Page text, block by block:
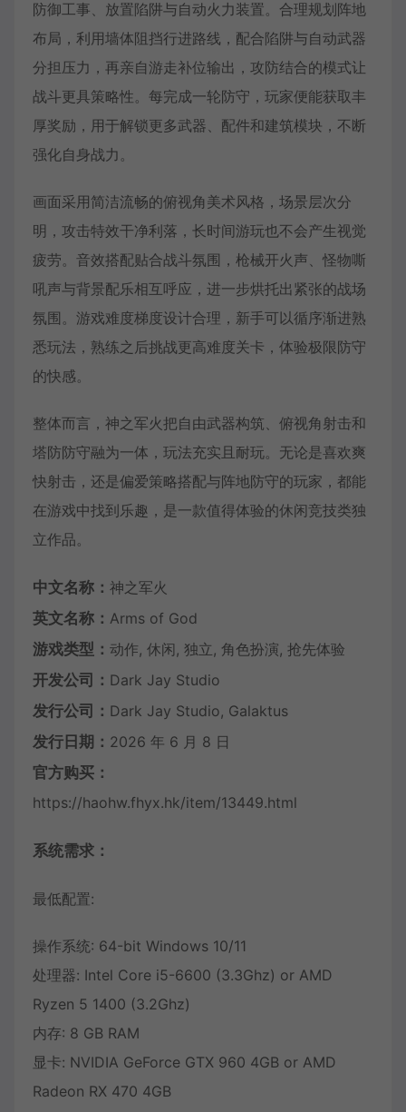
防御工事、放置陷阱与自动火力装置。合理规划阵地
布局，利用墙体阻挡行进路线，配合陷阱与自动武器
分担压力，再亲自游走补位输出，攻防结合的模式让
战斗更具策略性。每完成一轮防守，玩家便能获取丰
厚奖励，用于解锁更多武器、配件和建筑模块，不断
强化自身战力。
画面采用简洁流畅的俯视角美术风格，场景层次分
明，攻击特效干净利落，长时间游玩也不会产生视觉
疲劳。音效搭配贴合战斗氛围，枪械开火声、怪物嘶
吼声与背景配乐相互呼应，进一步烘托出紧张的战场
氛围。游戏难度梯度设计合理，新手可以循序渐进熟
悉玩法，熟练之后挑战更高难度关卡，体验极限防守
的快感。
整体而言，神之军火把自由武器构筑、俯视角射击和
塔防防守融为一体，玩法充实且耐玩。无论是喜欢爽
快射击，还是偏爱策略搭配与阵地防守的玩家，都能
在游戏中找到乐趣，是一款值得体验的休闲竞技类独
立作品。
中文名称： 神之军火
英文名称： Arms of God
游戏类型： 动作, 休闲, 独立, 角色扮演, 抢先体验
开发公司： Dark Jay Studio
发行公司： Dark Jay Studio, Galaktus
发行日期： 2026 年 6 月 8 日
官方购买：
https://haohw.fhyx.hk/item/13449.html
系统需求：
最低配置:
操作系统: 64-bit Windows 10/11
处理器: Intel Core i5-6600 (3.3Ghz) or AMD
Ryzen 5 1400 (3.2Ghz)
内存: 8 GB RAM
显卡: NVIDIA GeForce GTX 960 4GB or AMD
Radeon RX 470 4GB